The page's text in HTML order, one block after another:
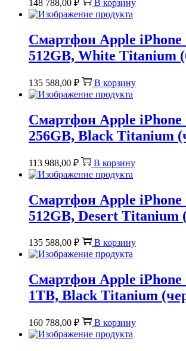
148 788,00 ₽ В корзину
Смартфон Apple iPhone
512GB, White Titanium
135 588,00 ₽ В корзину
Смартфон Apple iPhone
256GB, Black Titanium
113 988,00 ₽ В корзину
Смартфон Apple iPhone
512GB, Desert Titanium
135 588,00 ₽ В корзину
Смартфон Apple iPhone
1TB, Black Titanium
160 788,00 ₽ В корзину